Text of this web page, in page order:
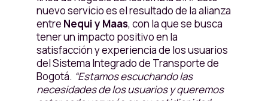
nuevo servicio es el resultado de la alianza
entre Nequi y Maas, con la que se busca
tener un impacto positivo en la
satisfacción y experiencia de los usuarios
del Sistema Integrado de Transporte de
Bogotá. “Estamos escuchando las
necesidades de los usuarios y queremos